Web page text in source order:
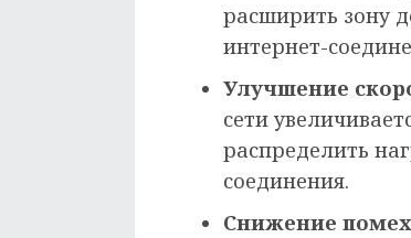
расширить зону
интернет-
Улучшение
сети
распределить
соединения.
Снижение